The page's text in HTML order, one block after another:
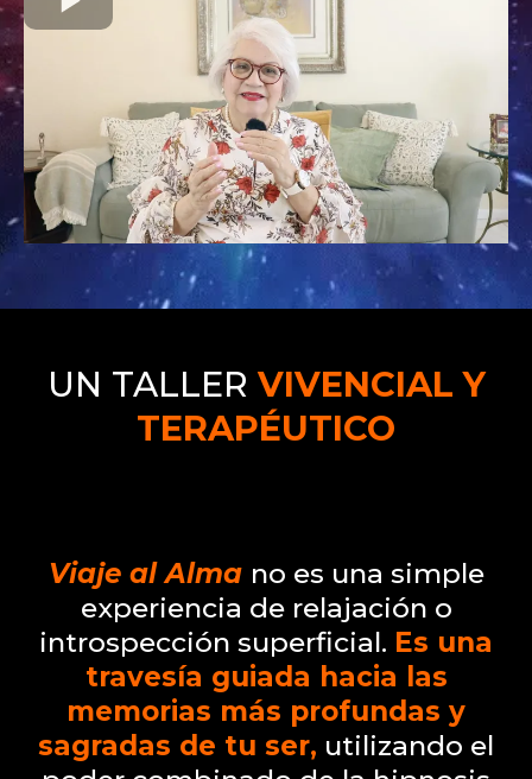
UN TALLER VIVENCIAL Y
TERAPÉUTICO
Viaje al Alma no es una simple
experiencia de relajación o
introspección superficial. Es una
travesía guiada hacia las
memorias más profundas y
sagradas de tu ser, utilizando el